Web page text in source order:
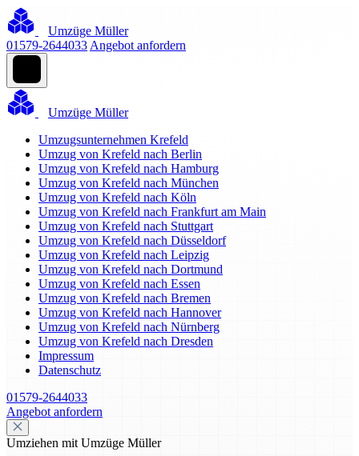
Umzüge Müller
01579-2644033 Angebot anfordern
Umzüge Müller
Umzugsunternehmen Krefeld
Umzug von Krefeld nach Berlin
Umzug von Krefeld nach Hamburg
Umzug von Krefeld nach München
Umzug von Krefeld nach Köln
Umzug von Krefeld nach Frankfurt am Main
Umzug von Krefeld nach Stuttgart
Umzug von Krefeld nach Düsseldorf
Umzug von Krefeld nach Leipzig
Umzug von Krefeld nach Dortmund
Umzug von Krefeld nach Essen
Umzug von Krefeld nach Bremen
Umzug von Krefeld nach Hannover
Umzug von Krefeld nach Nürnberg
Umzug von Krefeld nach Dresden
Impressum
Datenschutz
01579-2644033
Angebot anfordern
Umziehen mit Umzüge Müller